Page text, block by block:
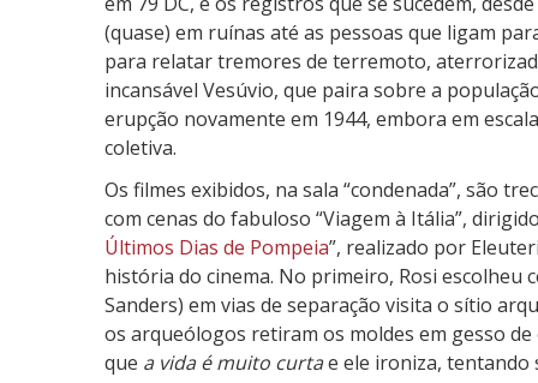
N
u
v
(quase) em ruínas até as pessoas que ligam
para relatar tremores de terremoto,
incansável Vesúvio, que paira sobre a
erupção novamente em 1944, embora em
coletiva.
Os filmes exibidos, na sala “condenada”, são
com cenas do fabuloso “Viagem à Itália”,
Últimos Dias de Pompeia”, realizado por
história do cinema. No primeiro, Rosi escolheu
Sanders) em vias de separação visita o sítio
os arqueólogos retiram os moldes em gesso
que a vida é muito curtae ele ironiza, tentando